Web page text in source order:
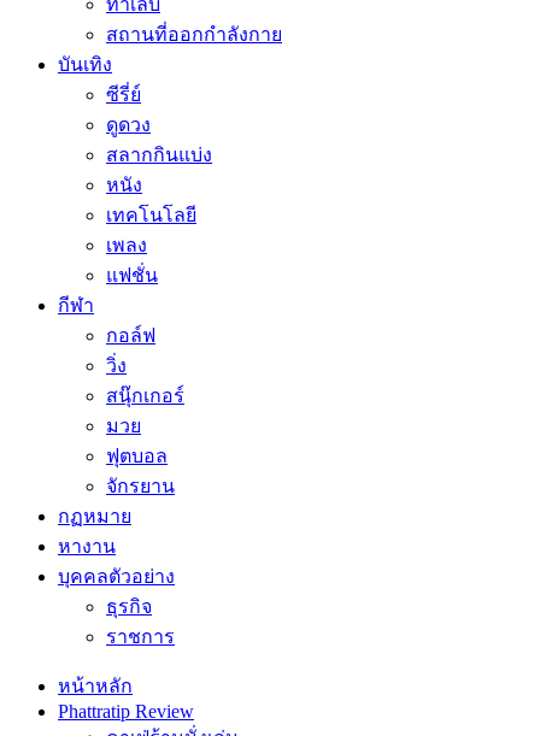
ทำเล็บ
สถานที่ออกกำลังกาย
บันเทิง
ซีรี่ย์
ดูดวง
สลากกินแบ่ง
หนัง
เทคโนโลยี
เพลง
แฟชั่น
กีฬา
กอล์ฟ
วิ่ง
สนุ๊กเกอร์
มวย
ฟุตบอล
จักรยาน
กฏหมาย
หางาน
บุคคลตัวอย่าง
ธุรกิจ
ราชการ
หน้าหลัก
Phattratip Review